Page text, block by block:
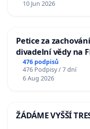
10 Jun 2026
Petice za
divadelní vědy na
476 podpisů
476 Podpisy / 7 dní
6 Aug 2026
ŽÁDÁME VYŠŠÍ